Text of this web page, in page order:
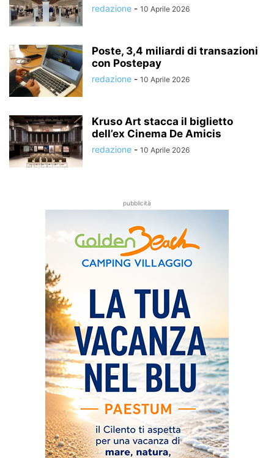
redazione - 10 Aprile 2026
Poste, 3,4 miliardi di transazioni
con Postepay
redazione - 10 Aprile 2026
Kruso Art stacca il biglietto
dell’ex Cinema De Amicis
redazione - 10 Aprile 2026
pubblicità